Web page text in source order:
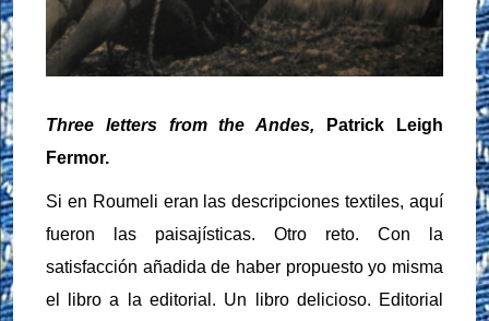
Three letters from the Andes, Patrick Leigh
Fermor.
Si en Roumeli eran las descripciones textiles, aquí
fueron las paisajísticas. Otro reto. Con la
satisfacción añadida de haber propuesto yo misma
el libro a la editorial. Un libro delicioso. Editorial